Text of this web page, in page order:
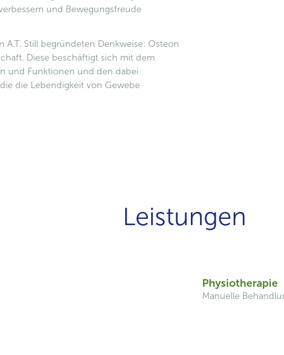
und Bewegungsfreude
A.T. Still begründeten Denkweise: Osteon
Diese beschäftigt sich mit dem
und Funktionen und den dabei
die Lebendigkeit von Gewebe
Leistungen
Physiotherapie
Manuelle